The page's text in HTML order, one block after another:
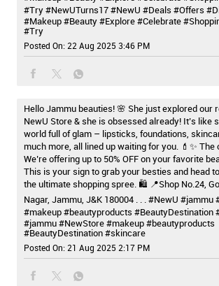
Hello Jammu beauties! 🌸 She just explored our
NewU Store & she is obsessed already! It’s like
world full of glam – lipsticks, foundations,
much more, all lined up waiting for you. 💄✨ The
We’re offering up to 50% OFF on your favorite
This is your sign to grab your besties and head
#makeup #beautyproducts #BeautyDestination
#jammu#NewStore #makeup#beautyproducts
#BeautyDestination #skincare
Posted On:21 Aug 2025 2:17 PM
🌟 NewU is here & we’re bringing the glow with
we’ve landed with beauty, skincare, and self-care
love. Discover a world of top brands, pamper
complimentary makeovers, and score amazing
at it. 🎉 Whether you’re a beauty beginner or a
here to add that perfect touch of sparkle to your